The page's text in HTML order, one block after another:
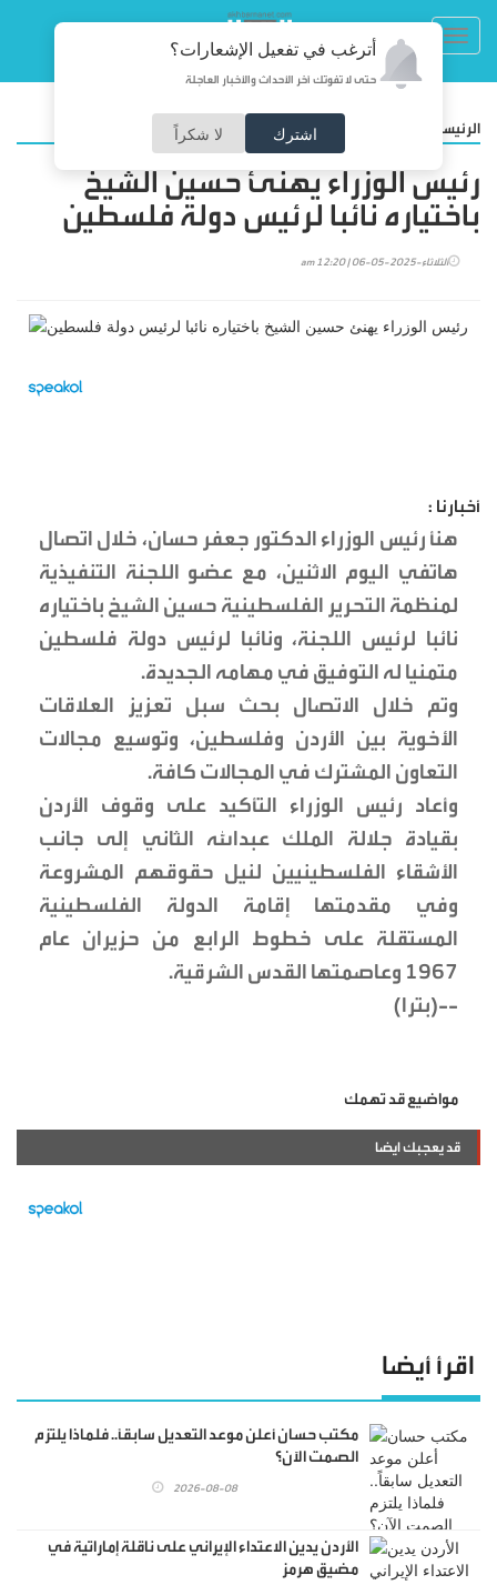
أترغب في تفعيل الإشعارات؟
حتى لا تفوتك آخر الأحداث والأخبار العاجلة
اشترك لا شكراً الرئيسية
رئيس الوزراء يهنئ حسين الشيخ
باختياره نائبا لرئيس دولة فلسطين
الثلاثاء-2025-05-06 | 12:20 am
أخبارنا :
هنأ رئيس الوزراء الدكتور جعفر حسان، خلال اتصال
هاتفي اليوم الاثنين، مع عضو اللجنة التنفيذية
لمنظمة التحرير الفلسطينية حسين الشيخ باختياره
نائبا لرئيس اللجنة، ونائبا لرئيس دولة فلسطين
متمنيا له التوفيق في مهامه الجديدة.
وتم خلال الاتصال بحث سبل تعزيز العلاقات
الأخوية بين الأردن وفلسطين، وتوسيع مجالات
التعاون المشترك في المجالات كافة.
وأعاد رئيس الوزراء التأكيد على وقوف الأردن
بقيادة جلالة الملك عبدالله الثاني إلى جانب
الأشقاء الفلسطينيين لنيل حقوقهم المشروعة
وفي مقدمتها إقامة الدولة الفلسطينية
المستقلة على خطوط الرابع من حزيران عام
1967 وعاصمتها القدس الشرقية.
--(بترا)
مواضيع قد تهمك
قد يعجبك ايضا
اقرأ أيضا
مكتب حسان أعلن موعد التعديل سابقاً.. فلماذا يلتزم
الصمت الآن؟
2026-08-08
الأردن يدين الاعتداء الإيراني على ناقلة إماراتية في
مضيق هرمز